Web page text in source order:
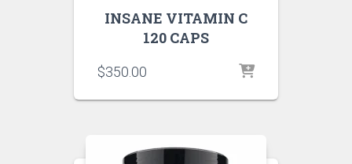
INSANE VITAMIN C
120 CAPS
$350.00